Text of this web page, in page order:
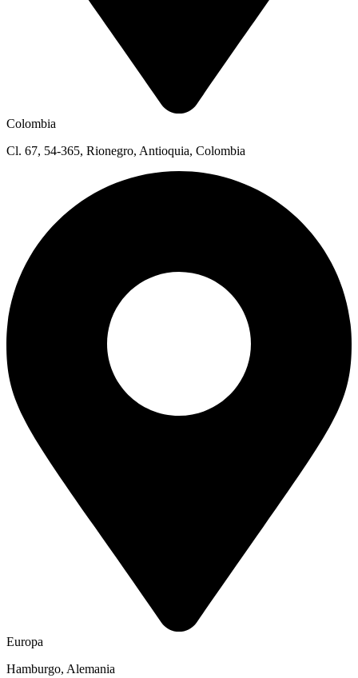
Colombia
Cl. 67, 54-365, Rionegro, Antioquia, Colombia
Europa
Hamburgo, Alemania